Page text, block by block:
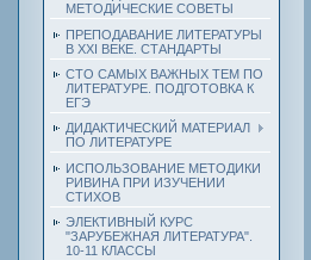
МЕТОДИЧЕСКИЕ СОВЕТЫ
ПРЕПОДАВАНИЕ ЛИТЕРАТУРЫ
В XXI ВЕКЕ. СТАНДАРТЫ
СТО САМЫХ ВАЖНЫХ ТЕМ ПО
ЛИТЕРАТУРЕ. ПОДГОТОВКА К
ЕГЭ
ДИДАКТИЧЕСКИЙ МАТЕРИАЛ
ПО ЛИТЕРАТУРЕ
ИСПОЛЬЗОВАНИЕ МЕТОДИКИ
РИВИНА ПРИ ИЗУЧЕНИИ
СТИХОВ
ЭЛЕКТИВНЫЙ КУРС
"ЗАРУБЕЖНАЯ ЛИТЕРАТУРА".
10-11 КЛАССЫ